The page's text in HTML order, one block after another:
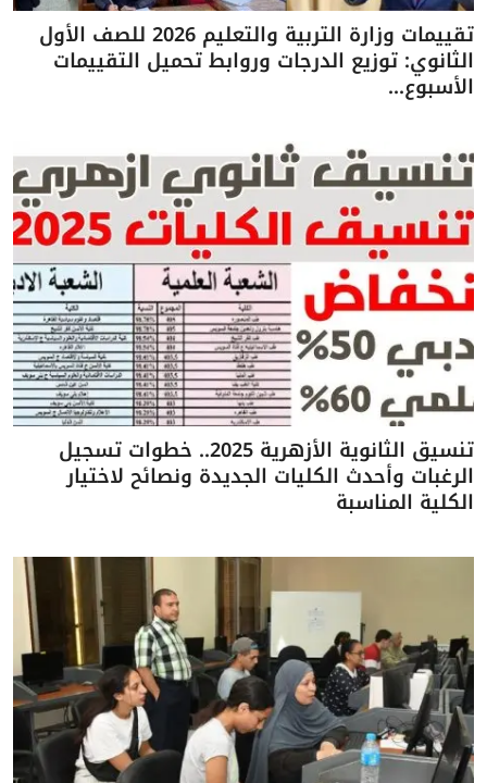
تقييمات وزارة التربية والتعليم 2026 للصف الأول
الثانوي: توزيع الدرجات وروابط تحميل التقييمات
الأسبوع...
تنسيق الثانوية الأزهرية 2025.. خطوات تسجيل
الرغبات وأحدث الكليات الجديدة ونصائح لاختيار
الكلية المناسبة